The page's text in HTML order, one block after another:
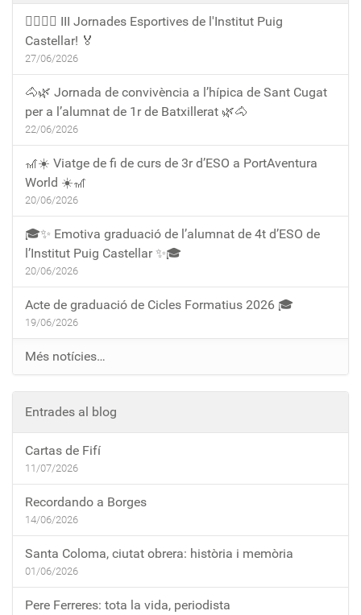
🏃‍♀️🏃‍♂️ III Jornades Esportives de l'Institut Puig
Castellar! 🏅
27/06/2026
🐴🌿 Jornada de convivència a l’hípica de Sant Cugat
per a l’alumnat de 1r de Batxillerat 🌿🐴
22/06/2026
🎢☀️ Viatge de fi de curs de 3r d’ESO a PortAventura
World ☀️🎢
20/06/2026
🎓✨ Emotiva graduació de l’alumnat de 4t d’ESO de
l’Institut Puig Castellar ✨🎓
20/06/2026
Acte de graduació de Cicles Formatius 2026 🎓
19/06/2026
Més notícies…
Entrades al blog
Cartas de Fifí
11/07/2026
Recordando a Borges
14/06/2026
Santa Coloma, ciutat obrera: història i memòria
01/06/2026
Pere Ferreres: tota la vida, periodista